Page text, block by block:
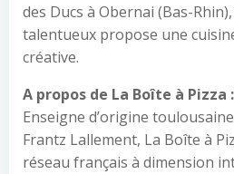
des Ducs à Obernai (Bas-
talentueux propose une
créative.
A propos de La Boîte à Pizza :
Enseigne d’origine
Frantz Lallement, La Boîte à
réseau français à dimension